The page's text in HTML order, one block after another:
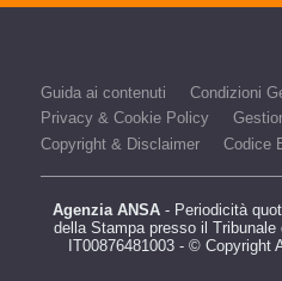
Guida ai contenuti Condizioni
Privacy & Cookie Policy
Copyright & Disclaimer
Codice
Agenzia ANSA - Periodicità
della Stampa presso il
IT00876481003 - © Copyright